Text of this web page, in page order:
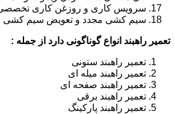
سرویس کاری و روزغن کاری تخصصی
سیم کشی مجدد و تعویض سیم کشی
تعمیر راهبند انواع گوناگونی دارد از جمله :
تعمیر راهبند ستونی
تعمیر راهبند میله ای
تعمیر راهبند صفحه ای
تعمیر راهبند برقی
تعمیر راهبند پارکینگ